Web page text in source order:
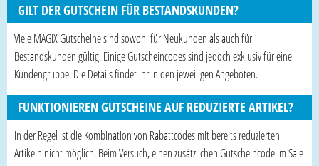
GILT DER GUTSCHEIN FÜR BESTANDSKUNDEN?
Viele MAGIX Gutscheine sind sowohl für Neukunden als auch für
Bestandskunden gültig. Einige Gutscheincodes sind jedoch exklusiv für eine
Kundengruppe. Die Details findet ihr in den jeweiligen Angeboten.
FUNKTIONIEREN GUTSCHEINE AUF REDUZIERTE ARTIKEL?
In der Regel ist die Kombination von Rabattcodes mit bereits reduzierten
Artikeln nicht möglich. Beim Versuch, einen zusätzlichen Gutscheincode im Sale